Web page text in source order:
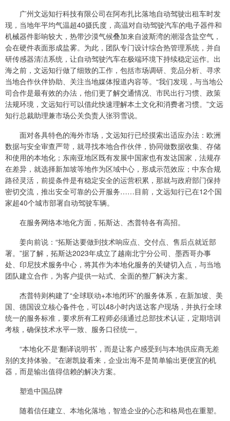
广州文远知行科技有限公司在阿布扎比落地自动驾驶出租车时发
现，当地年平均气温超40摄氏度，高温对自动驾驶汽车的电子器件和
机械器件影响较大，热带沙漠气候叠加来自波斯湾的潮湿含盐空气，
会在硬件表面形成盐雾。为此，团队专门设计综合热管理系统，并自
研传感器清洁系统，让自动驾驶汽车在极端环境下持续稳定运作。出
海之前，文远知行做了细致的工作，包括市场调研、竞品分析、寻求
当地合作伙伴协助、关注当地媒体报道内容等。“我们发现，与当地公
司合作是最有效的办法，他们更了解交通情况、市民出行习惯、政策
法规环境，文远知行可以借此快速理解本土文化和消费者习惯。”文远
知行总裁助理兼市场公关负责人张羽雪说。
面对各具特色的海外市场，文远知行已经摸索出适应办法：欧洲
数据与安全审查严苛，就寻找本地合作伙伴，协同做数据收集、存储
和使用的本地化；东南亚地区既有发展中国家也有发达国家，法规存
在差异，就选择新加坡等地作为区域中心，形成示范效应；中东合规
路径灵活，前提条件是有稳定安全的运营积累，那就与政府部门保持
密切交流，推出安全可靠的公开服务……目前，文远知行已在12个国
家超40个城市部署自动驾驶车辆。
在服务网络本地化方面，拓斯达、杰普特各有高招。
姜向前说：“拓斯达要做到技术响应点、交付点、售后点就近部
署。”据了解，拓斯达2023年成立了越南北宁分公司、墨西哥办事
处、印尼技术服务中心，将其作为本地化服务的关键切入点，与当地
团队建立合作，为客户提供一站式、全面的整厂解决方案。
杰普特则构建了“全球联动+本地闭环”的服务体系，在新加坡、美
国、德国设立核心备件仓，可以48小时内送达客户现场，并执行全球
统一的服务标准，要求所有工程师必须通过总部技术认证，定期培训
考核，确保技术水平一致、服务口径统一。
“本地化不是‘翻译说明书’，而是让客户感受到与本地供应商无差
别的支持体验。”在谢凯旋看来，企业出海不是简单输出更便宜的机
器，而是输出值得信赖的解决方案。
塑造中国品牌
随着信任建立、本地化落地，智造企业的心态和格局也在重塑。